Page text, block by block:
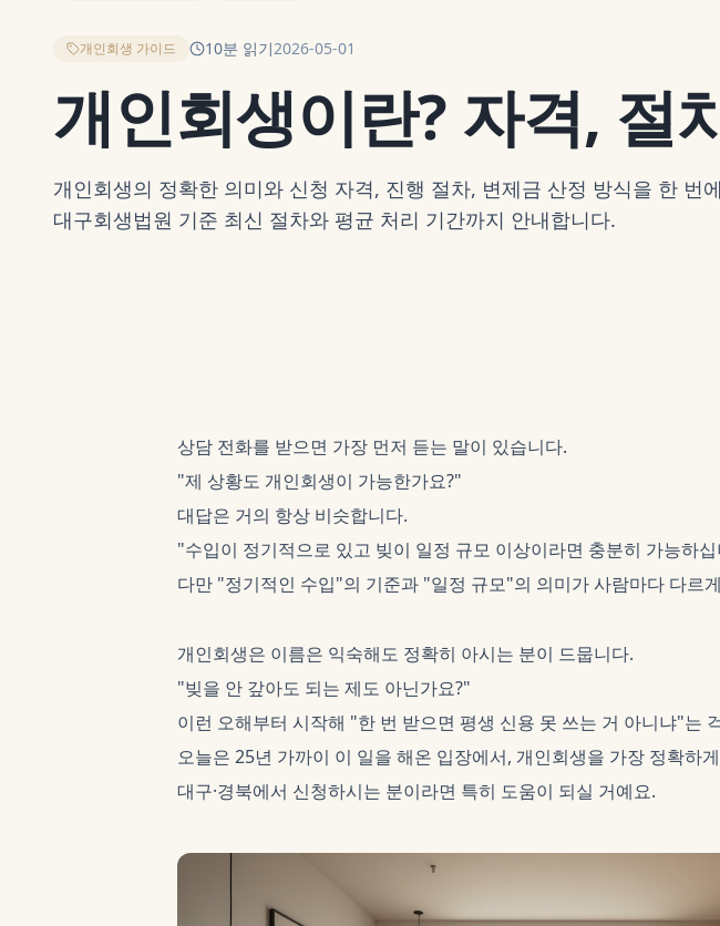
개인회생 가이드 10분 읽기2026-05-01
개인회생이란? 자격, 절
개인회생의 정확한 의미와 신청 자격, 진행 절차, 변제금 산정 방식을 한 번
대구회생법원 기준 최신 절차와 평균 처리 기간까지 안내합니다.
상담 전화를 받으면 가장 먼저 듣는 말이 있습니다.
"제 상황도 개인회생이 가능한가요?"
대답은 거의 항상 비슷합니다.
"수입이 정기적으로 있고 빚이 일정 규모 이상이라면 충분히 가능하
다만 "정기적인 수입"의 기준과 "일정 규모"의 의미가 사람마다 다르
개인회생은 이름은 익숙해도 정확히 아시는 분이 드뭅니다.
"빚을 안 갚아도 되는 제도 아닌가요?"
이런 오해부터 시작해 "한 번 받으면 평생 신용 못 쓰는 거 아니냐"는
오늘은 25년 가까이 이 일을 해온 입장에서, 개인회생을 가장 정확하
대구·경북에서 신청하시는 분이라면 특히 도움이 되실 거예요.